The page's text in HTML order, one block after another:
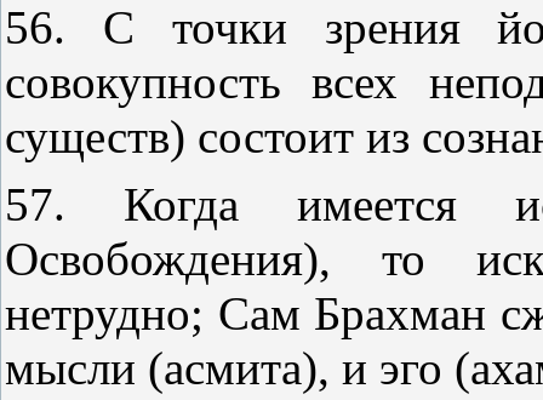
56. С точки зрения
совокупность всех
существ) состоит из
57. Когда имеется
Освобождения), то
нетрудно; Сам Брахман
мысли (асмита), и эго